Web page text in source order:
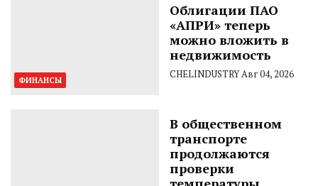
ФИНАНСЫ
Облигации ПАО
«АПРИ» теперь
можно вложить в
недвижимость
CHELINDUSTRYАвг 04, 2026
В общественном
транспорте
продолжаются
проверки